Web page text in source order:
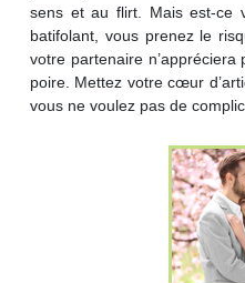
sens et au flirt. Mais est-ce
batifolant, vous prenez le
votre partenaire
poire. Mettez votre cœur
vous ne voulez pas de